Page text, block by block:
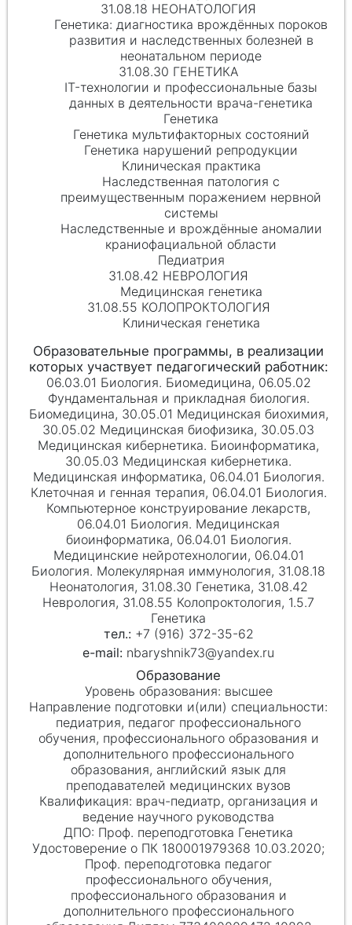
31.08.18 НЕОНАТОЛОГИЯ
Генетика: диагностика врождённых пороков
развития и наследственных болезней в
неонатальном периоде
31.08.30 ГЕНЕТИКА
IT-технологии и профессиональные базы
данных в деятельности врача-генетика
Генетика
Генетика мультифакторных состояний
Генетика нарушений репродукции
Клиническая практика
Наследственная патология с
преимущественным поражением нервной
системы
Наследственные и врождённые аномалии
краниофациальной области
Педиатрия
31.08.42 НЕВРОЛОГИЯ
Медицинская генетика
31.08.55 КОЛОПРОКТОЛОГИЯ
Клиническая генетика
06.03.01 Биология. Биомедицина, 06.05.02
Фундаментальная и прикладная биология.
Биомедицина, 30.05.01 Медицинская биохимия,
30.05.02 Медицинская биофизика, 30.05.03
Медицинская кибернетика. Биоинформатика,
30.05.03 Медицинская кибернетика.
Медицинская информатика, 06.04.01 Биология.
Клеточная и генная терапия, 06.04.01 Биология.
Компьютерное конструирование лекарств,
06.04.01 Биология. Медицинская
биоинформатика, 06.04.01 Биология.
Медицинские нейротехнологии, 06.04.01
Биология. Молекулярная иммунология, 31.08.18
Неонатология, 31.08.30 Генетика, 31.08.42
Неврология, 31.08.55 Колопроктология, 1.5.7
Генетика
+7 (916) 372-35-62
nbaryshnik73@yandex.ru
высшее
педиатрия, педагог профессионального
обучения, профессионального образования и
дополнительного профессионального
образования, английский язык для
преподавателей медицинских вузов
врач-педиатр, организация и
ведение научного руководства
Проф. переподготовка Генетика
Удостоверение о ПК 180001979368 10.03.2020;
Проф. переподготовка педагог
профессионального обучения,
профессионального образования и
дополнительного профессионального